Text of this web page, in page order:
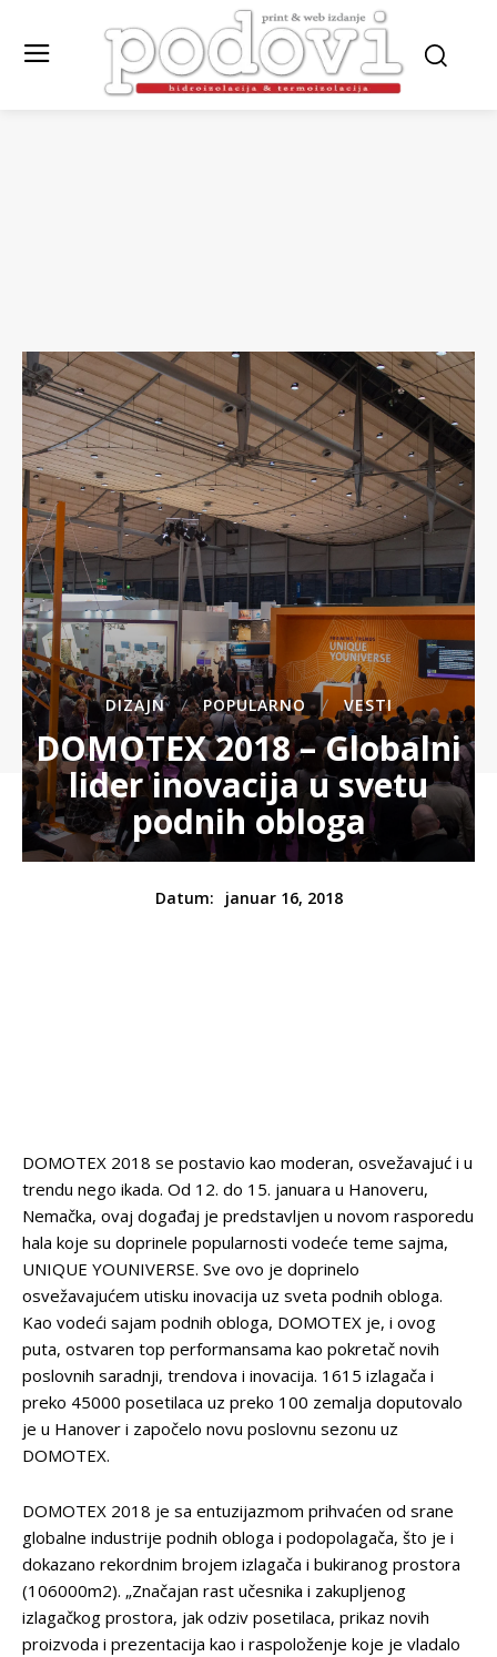
DIZAJN POPULARNO VESTI
DOMOTEX 2018 – Globalni
lider inovacija u svetu
podnih obloga
Datum: januar 16, 2018
DOMOTEX 2018 se postavio kao moderan, osvežavajuć i u
trendu nego ikada. Od 12. do 15. januara u Hanoveru,
Nemačka, ovaj događaj je predstavljen u novom rasporedu
hala koje su doprinele popularnosti vodeće teme sajma,
UNIQUE YOUNIVERSE. Sve ovo je doprinelo
osvežavajućem utisku inovacija uz sveta podnih obloga.
Kao vodeći sajam podnih obloga, DOMOTEX je, i ovog
puta, ostvaren top performansama kao pokretač novih
poslovnih saradnji, trendova i inovacija. 1615 izlagača i
preko 45000 posetilaca uz preko 100 zemalja doputovalo
je u Hanover i započelo novu poslovnu sezonu uz
DOMOTEX.
DOMOTEX 2018 je sa entuzijazmom prihvaćen od srane
globalne industrije podnih obloga i podopolagača, što je i
dokazano rekordnim brojem izlagača i bukiranog prostora
(106000m2). „Značajan rast učesnika i zakupljenog
izlagačkog prostora, jak odziv posetilaca, prikaz novih
proizvoda i prezentacija kao i raspoloženje koje je vladalo